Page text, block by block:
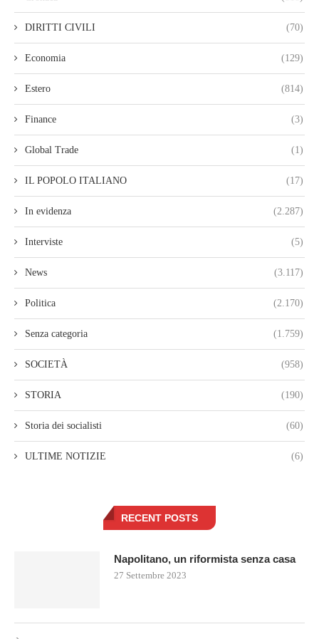
DIRITTI CIVILI (70)
Economia (129)
Estero (814)
Finance (3)
Global Trade (1)
IL POPOLO ITALIANO (17)
In evidenza (2.287)
Interviste (5)
News (3.117)
Politica (2.170)
Senza categoria (1.759)
SOCIETÀ (958)
STORIA (190)
Storia dei socialisti (60)
ULTIME NOTIZIE (6)
RECENT POSTS
Napolitano, un riformista senza casa
27 Settembre 2023